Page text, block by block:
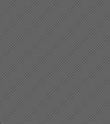
welchem